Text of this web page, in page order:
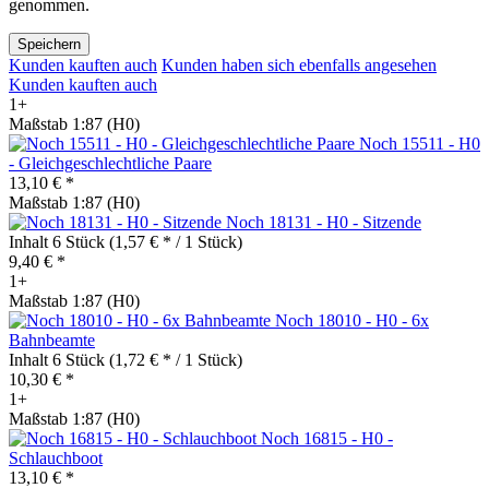
genommen.
Speichern
Kunden kauften auch Kunden haben sich ebenfalls angesehen
Kunden kauften auch
1+
Maßstab 1:87 (H0)
Noch 15511 - H0
- Gleichgeschlechtliche Paare
13,10 € *
Maßstab 1:87 (H0)
Noch 18131 - H0 - Sitzende
Inhalt 6 Stück (1,57 € * / 1 Stück)
9,40 € *
1+
Maßstab 1:87 (H0)
Noch 18010 - H0 - 6x
Bahnbeamte
Inhalt 6 Stück (1,72 € * / 1 Stück)
10,30 € *
1+
Maßstab 1:87 (H0)
Noch 16815 - H0 -
Schlauchboot
13,10 € *